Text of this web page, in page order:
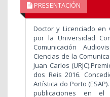
PRESENTACIÓN
Doctor y Licenciado en
por la Universidad
Comunicación
Ciencias de la
Juan Carlos
dos Reis 2016.
Artística do Porto
publicaciones en